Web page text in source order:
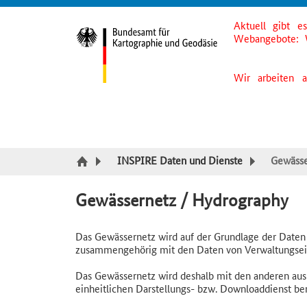
Kategorie Navigation
Aktuell gibt
Wir arbeiten
INSPIRE Daten und Dienste
Gewässernetz / Hydrography
Das Gewässernetz wird auf der Grundlage der
zusammengehörig mit den Daten von
Das Gewässernetz wird deshalb mit den anderen
einheitlichen Darstellungs- bzw. Downloaddienst